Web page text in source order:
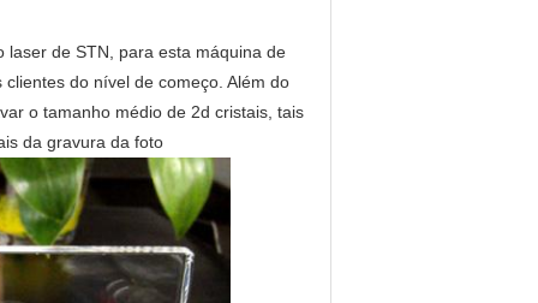
de STN, para esta máquina de
do nível de começo. Além do
o tamanho médio de 2d cristais, tais
da gravura da foto